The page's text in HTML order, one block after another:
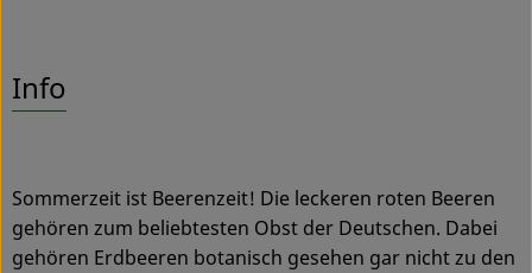
Info
Sommerzeit ist Beerenzeit! Die leckeren roten Beeren
gehören zum beliebtesten Obst der Deutschen. Dabei
gehören Erdbeeren botanisch gesehen gar nicht zu den